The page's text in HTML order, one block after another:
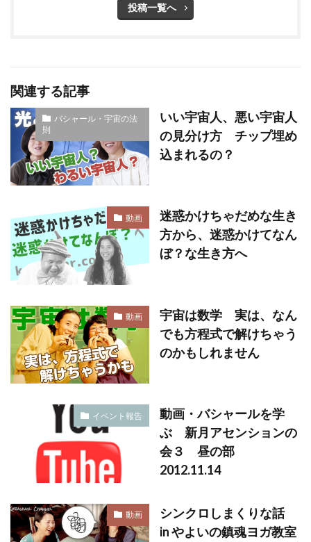
投稿一覧へ
関連する記事
バシャール・宇宙の法
則
いい宇宙人、悪い宇宙人
の見分け方 チップ埋め
込まれるの？
動画
迷惑かけちゃだめな生き
方から、迷惑かけてなん
ぼ？な生き方へ
動画
宇宙は数学 実は、なん
でも方程式で解けちゃう
のかもしれません
イベント報告
動画・バシャールを学
ぶ 新月アセンションの
会３ 昼の部
2012.11.14
動画
シンクロしまくりな話
in やよいの鎮魂ヨガ教室